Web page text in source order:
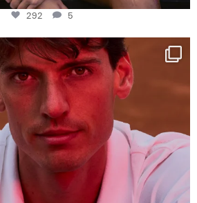
292 5
last dance at home
This week at...
321
9